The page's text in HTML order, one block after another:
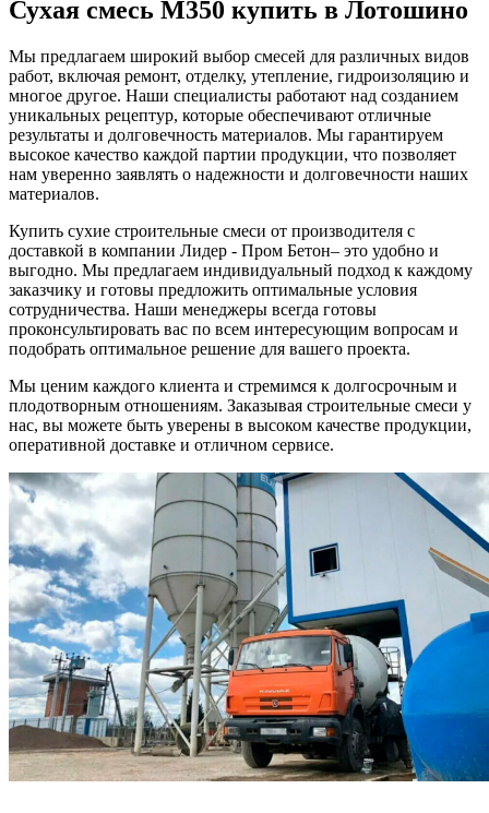
Сухая смесь М350 купить в Лотошино
Мы предлагаем широкий выбор смесей для различных видов
работ, включая ремонт, отделку, утепление, гидроизоляцию и
многое другое. Наши специалисты работают над созданием
уникальных рецептур, которые обеспечивают отличные
результаты и долговечность материалов. Мы гарантируем
высокое качество каждой партии продукции, что позволяет
нам уверенно заявлять о надежности и долговечности наших
материалов.
Купить сухие строительные смеси от производителя с
доставкой в компании Лидер - Пром Бетон– это удобно и
выгодно. Мы предлагаем индивидуальный подход к каждому
заказчику и готовы предложить оптимальные условия
сотрудничества. Наши менеджеры всегда готовы
проконсультировать вас по всем интересующим вопросам и
подобрать оптимальное решение для вашего проекта.
Мы ценим каждого клиента и стремимся к долгосрочным и
плодотворным отношениям. Заказывая строительные смеси у
нас, вы можете быть уверены в высоком качестве продукции,
оперативной доставке и отличном сервисе.